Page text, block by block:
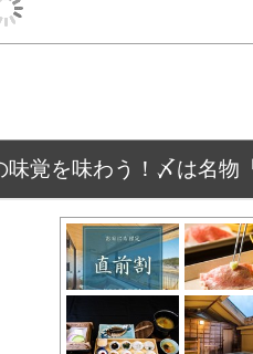
味覚を味わう！〆は名物